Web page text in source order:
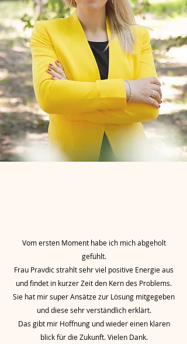
Vom ersten Moment habe ich mich abgeholt
gefühlt.
Frau Pravdic strahlt sehr viel positive Energie aus
und findet in kurzer Zeit den Kern des Problems.
Sie hat mir super Ansätze zur Lösung mitgegeben
und diese sehr verständlich erklärt.
Das gibt mir Hoffnung und wieder einen klaren
blick für die Zukunft. Vielen Dank.